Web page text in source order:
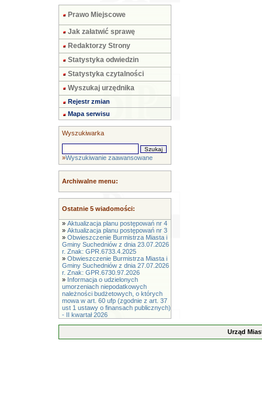
Prawo Miejscowe
Jak załatwić sprawę
Redaktorzy Strony
Statystyka odwiedzin
Statystyka czytalności
Wyszukaj urzędnika
Rejestr zmian
Mapa serwisu
Wyszukiwarka
»Wyszukiwanie zaawansowane
Archiwalne menu:
Ostatnie 5 wiadomości:
» Aktualizacja planu postępowań nr 4
» Aktualizacja planu postępowań nr 3
» Obwieszczenie Burmistrza Miasta i
Gminy Suchedniów z dnia 23.07.2026
r. Znak: GPR.6733.4.2025
» Obwieszczenie Burmistrza Miasta i
Gminy Suchedniów z dnia 27.07.2026
r. Znak: GPR.6730.97.2026
» Informacja o udzielonych
umorzeniach niepodatkowych
należności budżetowych, o których
mowa w art. 60 ufp (zgodnie z art. 37
ust 1 ustawy o finansach publicznych)
- II kwartał 2026
Urząd